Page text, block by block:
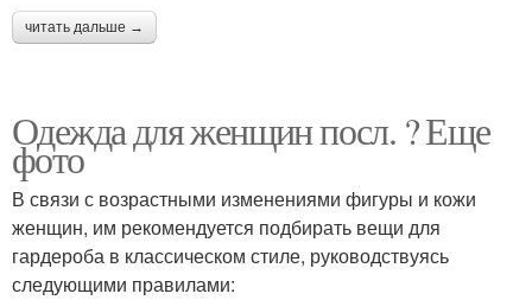
читать дальше →
Одежда для женщин посл. ? Еще
фото
В связи с возрастными изменениями фигуры и кожи
женщин, им рекомендуется подбирать вещи для
гардероба в классическом стиле, руководствуясь
следующими правилами: